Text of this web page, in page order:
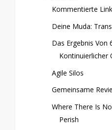
Kommentierte
Deine Muda:
Das Ergebnis Von
Kontinuierlicher
Agile Silos
Gemeinsame
Where There Is
Perish